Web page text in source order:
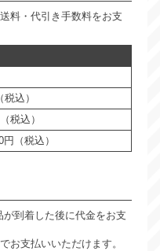
料・代引き手数料をお支
込）
税込）
（税込）
到着した後に代金をお支
お支払いいただけます。